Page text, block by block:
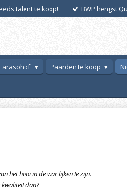
talent te koop! BWP hengst
Paarden te koop
het hooi in de war lijken te zijn.
kwaliteit dan?